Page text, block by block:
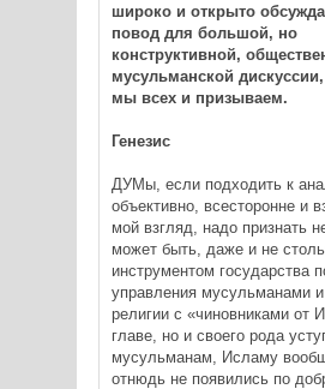
широко и открыто
повод для большой, но
конструктивной,
мусульманской
мы всех и призываем.
Генезис
ДУМы, если подходить к
объективно, всесторонне и
мой взгляд, надо признать
может быть, даже и не
инструментом государства
управления мусульманами
религии с «чиновниками от
главе, но и своего рода
мусульманам, Исламу
отнюдь не появились по